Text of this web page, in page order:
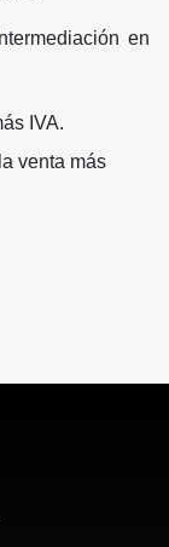
en
IVA.
venta más